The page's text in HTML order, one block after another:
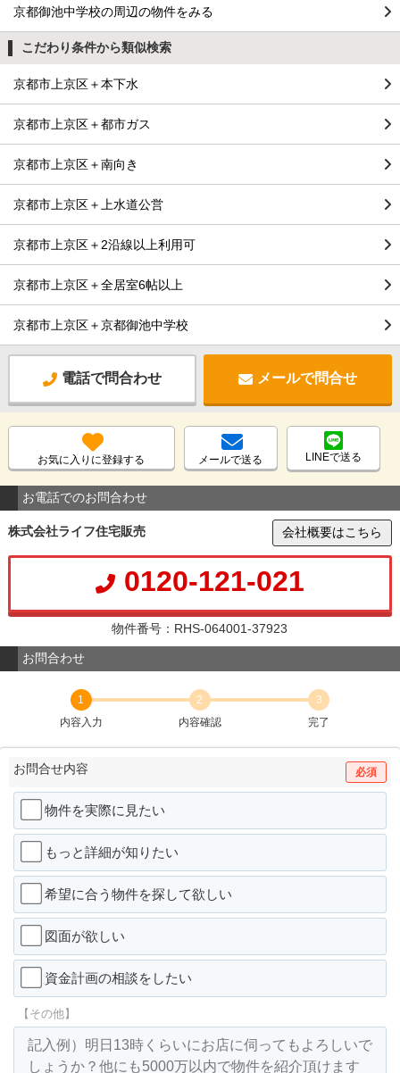
京都御池中学校の周辺の物件をみる
こだわり条件から類似検索
京都市上京区＋本下水
京都市上京区＋都市ガス
京都市上京区＋南向き
京都市上京区＋上水道公営
京都市上京区＋2沿線以上利用可
京都市上京区＋全居室6帖以上
京都市上京区＋京都御池中学校
電話で問合わせ メールで問合せ
お気に入りに登録する メールで送る LINEで送る
お電話でのお問合わせ
株式会社ライフ住宅販売 会社概要はこちら
0120-121-021
物件番号：RHS-064001-37923
お問合わせ
1
内容入力
2
内容確認
3
完了
お問合せ内容 必須
物件を実際に見たい
もっと詳細が知りたい
希望に合う物件を探して欲しい
図面が欲しい
資金計画の相談をしたい
【その他】